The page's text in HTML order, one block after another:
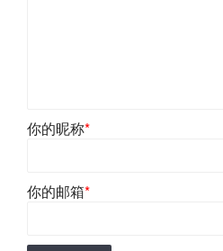
你的昵称*
你的邮箱*